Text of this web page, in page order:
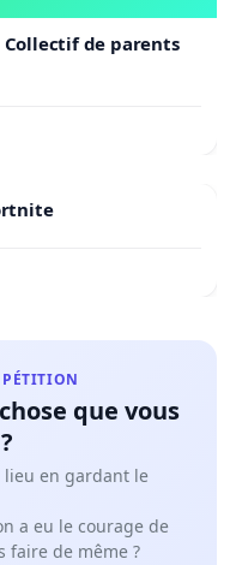
le processus de
s'assurer que les
réels de la
de vie à Liège
pour tous.
pour le
ville.
de parents
PÉTITION
que vous
lieu en gardant le
a eu le courage de
faire de même ?